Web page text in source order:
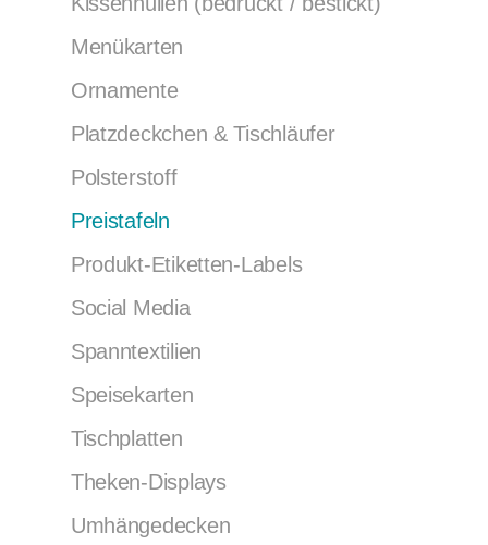
Menükarten
Ornamente
Platzdeckchen & Tischläufer
Polsterstoff
Preistafeln
Produkt-Etiketten-Labels
Social Media
Spanntextilien
Speisekarten
Tischplatten
Theken-Displays
Umhängedecken